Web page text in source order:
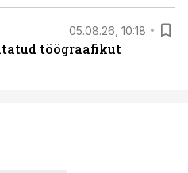
05.08.26, 10:18
töögraafikut